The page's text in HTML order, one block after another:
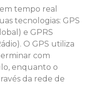
tempo real
tecnologias: GPS
e GPRS
O GPS utiliza
com
enquanto o
da rede de